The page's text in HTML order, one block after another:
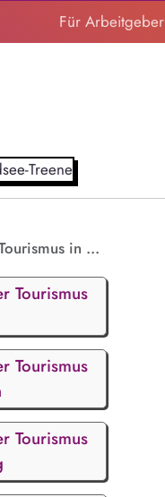
Für Arbeitgeber
in ...
Tourismus
Tourismus
Tourismus